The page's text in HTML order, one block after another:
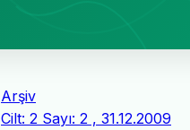
Arşiv
Cilt: 2 Sayı: 2 , 31.12.2009